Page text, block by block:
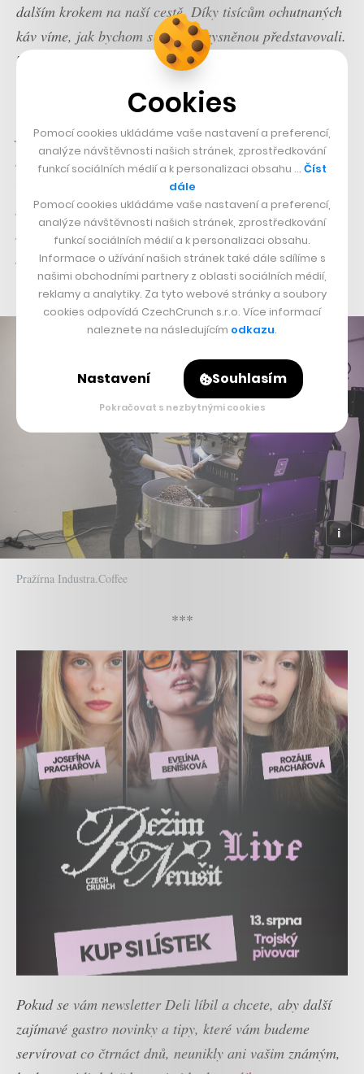
dalším krokem na naší cestě. Díky tisícům ochutnaných
káv víme, jak bychom si tu naši vysněnou představovali.
Zbývalo tedy jen ovládnout náš Diedrich IR-12 a
který bychom s radostí pili klidně další desetiletí. Zatím
jsme malápražírnana to, abychom jezdili vybírat
přímo do země původu, ale pracujeme s importéry z
Berlína a Londýna, které známe už léta osobně. Naše
pražírna bude navíc přístupná lidem – rádi bychom
přímo na místě pořádali degustace, prohlídky,
přednášky a na léto plánujeme super posezení přímo na
břehu řeky.“
Pražírna Industra.Coffee
***
Pokud se vám newsletter Deli líbil a chcete, aby další
zajímavé gastro novinky a tipy, které vám budeme
servírovat co čtrnáct dnů, neunikly ani vašim známým,
Cookies
Pomocí cookies ukládáme vaše nastavení a preferencí,
analýze návštěvnosti našich stránek, zprostředkování
funkcí sociálních médií a k personalizaci obsahu … Číst
dále
Pomocí cookies ukládáme vaše nastavení a preferencí,
analýze návštěvnosti našich stránek, zprostředkování
funkcí sociálních médií a k personalizaci obsahu.
Informace o užívání našich stránek také dále sdílíme s
našimi obchodními partnery z oblasti sociálních médií,
reklamy a analytiky. Za tyto webové stránky a soubory
cookies odpovídá CzechCrunch s.r.o. Více informací
naleznete na následujícím odkazu.
Nastavení Souhlasím
Pokračovat s nezbytnými cookies